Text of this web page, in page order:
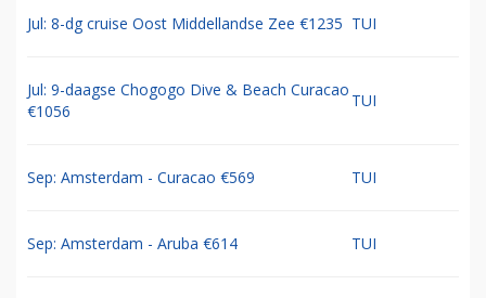
Jul: 8-dg cruise Oost Middellandse Zee €1235 TUI
Jul: 9-daagse Chogogo Dive & Beach Curacao
€1056
TUI
Sep: Amsterdam - Curacao €569 TUI
Sep: Amsterdam - Aruba €614 TUI